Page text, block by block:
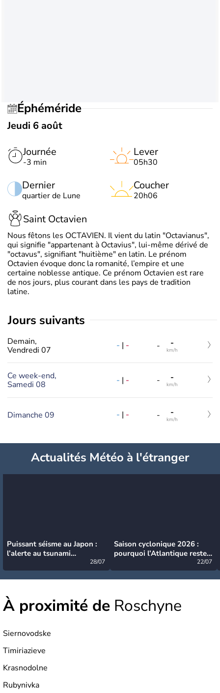
Éphéméride
Jeudi 6 août
Journée
-3 min
Dernier
quartier de Lune
Lever
05h30
Coucher
20h06
Saint Octavien
Nous fêtons les OCTAVIEN. Il vient du latin "Octavianus",
qui signifie "appartenant à Octavius", lui-même dérivé de
"octavus", signifiant "huitième" en latin. Le prénom
Octavien évoque donc la romanité, l’empire et une
certaine noblesse antique. Ce prénom Octavien est rare
de nos jours, plus courant dans les pays de tradition
latine.
jours suivants
Demain,
Vendredi 07
- | - - -
km/h
Ce week-end,
Samedi 08
- | - - -
km/h
Dimanche 09 - | - - -
km/h
Actualités Météo à l'étranger
Puissant séisme au Japon :
l’alerte au tsunami
28/07
Saison cyclonique 2026 :
pourquoi l’Atlantique reste
22/07
À proximité de Roschyne
Siernovodske
Timiriazieve
Krasnodolne
Rubynivka